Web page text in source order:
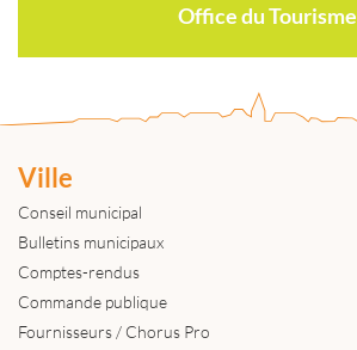
Office du Tourisme
Ville
Conseil municipal
Bulletins municipaux
Comptes-rendus
Commande publique
Fournisseurs / Chorus Pro